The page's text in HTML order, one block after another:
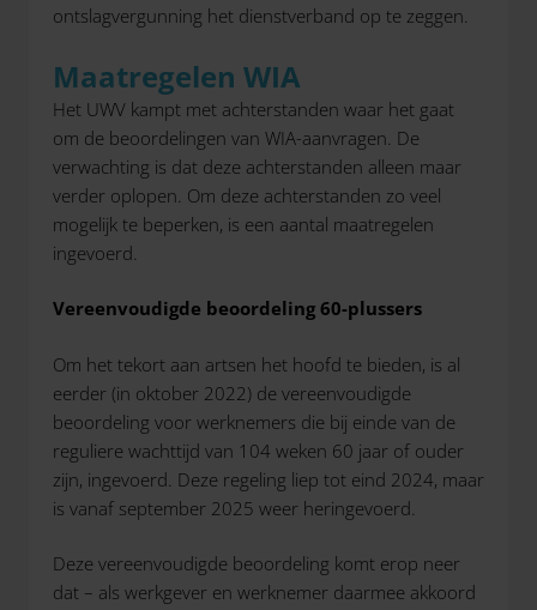
ontslagvergunning het dienstverband op te zeggen.
Maatregelen WIA
Het UWV kampt met achterstanden waar het gaat
om de beoordelingen van WIA-aanvragen. De
verwachting is dat deze achterstanden alleen maar
verder oplopen. Om deze achterstanden zo veel
mogelijk te beperken, is een aantal maatregelen
ingevoerd.
Vereenvoudigde beoordeling 60-plussers
Om het tekort aan artsen het hoofd te bieden, is al
eerder (in oktober 2022) de vereenvoudigde
beoordeling voor werknemers die bij einde van de
reguliere wachttijd van 104 weken 60 jaar of ouder
zijn, ingevoerd. Deze regeling liep tot eind 2024, maar
is vanaf september 2025 weer heringevoerd.
Deze vereenvoudigde beoordeling komt erop neer
dat – als werkgever en werknemer daarmee akkoord